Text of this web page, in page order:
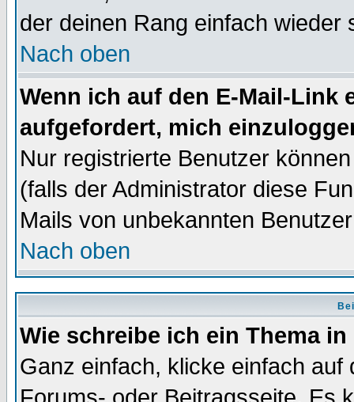
der deinen Rang einfach wieder
Nach oben
Wenn ich auf den E-Mail-Link
aufgefordert, mich
Nur registrierte Benutzer
(falls der Administrator diese
Mails von unbekannten
Nach oben
Wie schreibe ich ein Thema
Ganz einfach, klicke einfach